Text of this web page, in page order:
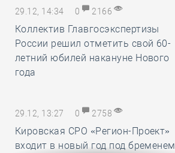
29.12, 14:34 0 2166
Коллектив Главгосэкспертизы
России решил отметить свой 60-
летний юбилей накануне Нового
года
29.12, 13:27 0 2758
Кировская СРО «Регион-Проект»
входит в новый год под бременем